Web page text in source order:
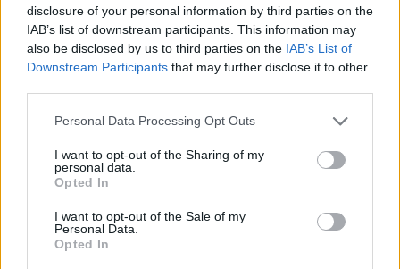
disclosure of your personal information by third parties on the
IAB’s list of downstream participants. This information may
also be disclosed by us to third parties on the IAB’s List of
Downstream Participants that may further disclose it to other
Personal Data Processing Opt Outs
I want to opt-out of the Sharing of my
personal data.
Opted In
I want to opt-out of the Sale of my
Personal Data.
Opted In